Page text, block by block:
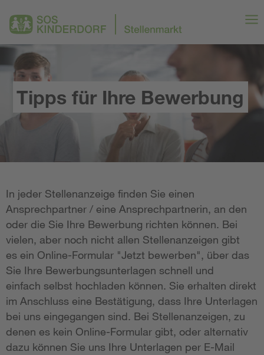
Tipps für Ihre Bewerbung
In jeder Stellenanzeige finden Sie einen
Ansprechpartner / eine Ansprechpartnerin, an den
oder die Sie Ihre Bewerbung richten können. Bei
vielen, aber noch nicht allen Stellenanzeigen gibt
es ein Online-Formular "Jetzt bewerben", über das
Sie Ihre Bewerbungsunterlagen schnell und
einfach selbst hochladen können. Sie erhalten direkt
im Anschluss eine Bestätigung, dass Ihre Unterlagen
bei uns eingegangen sind. Bei Stellenanzeigen, zu
denen es kein Online-Formular gibt, oder alternativ
dazu können Sie uns Ihre Unterlagen per E-Mail